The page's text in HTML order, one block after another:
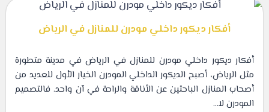
أفكار ديكور داخلي مودرن للمنازل في الرياض
أفكار ديكور داخلي مودرن للمنازل في الرياض في مدينة متطورة
مثل الرياض، أصبح الديكور الداخلي المودرن الخيار الأول للعديد من
أصحاب المنازل الباحثين عن الأناقة والراحة في آن واحد. فالتصميم
المودرن لا...